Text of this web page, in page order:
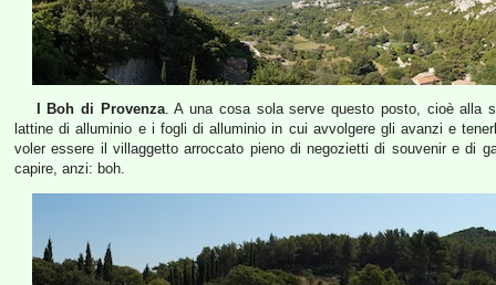
I Boh di Provenza. A una cosa sola serve questo posto, cioè alla
lattine di alluminio e i fogli di alluminio in cui avvolgere gli avanzi e
voler essere il villaggetto arroccato pieno di negozietti di souvenir e di
capire, anzi: boh.